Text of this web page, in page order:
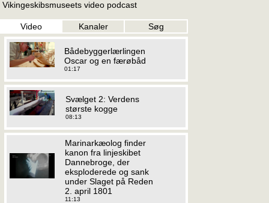
Vikingeskibsmuseets video podcast
Video Kanaler Søg
Bådebyggerlærlingen
Oscar og en færøbåd
01:17
Svælget 2: Verdens
største kogge
08:13
Marinarkæolog finder
kanon fra linjeskibet
Dannebroge, der
eksploderede og sank
under Slaget på Reden
2. april 1801
11:13